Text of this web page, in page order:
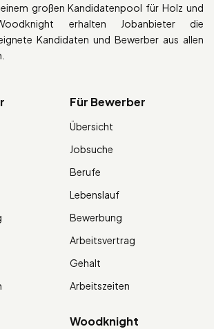
großen Kandidatenpool für Holz und
erhalten Jobanbieter die
Kandidaten und Bewerber aus allen
Für Bewerber
Übersicht
Jobsuche
Berufe
Lebenslauf
Bewerbung
Arbeitsvertrag
Gehalt
Arbeitszeiten
Woodknight